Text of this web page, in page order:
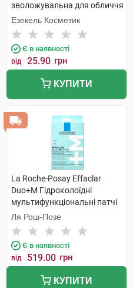
зволожувальна для обличчя
з вітамінами 25 мл 1 шт
Езекель Косметик
Є в наявності
від 25.90 грн
КУПИТИ
La Roche-Posay Effaclar
Duo+M Гідроколоїдні
мультифункціональні патчі
для захисту шкіри обличчя
22 шт
Ля Рош-Позе
Є в наявності
від 519.00 грн
КУПИТИ